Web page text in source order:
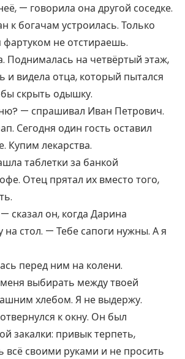
— говорила она другой соседке.
к богачам устроилась. Только
не отстираешь.
Поднималась на четвёртый этаж,
и видела отца, который пытался
скрыть одышку.
— спрашивал Иван Петрович.
Сегодня один гость оставил
Купим лекарства.
таблетки за банкой
Отец прятал их вместо того,
сказал он, когда Дарина
на стол. — Тебе сапоги нужны. А я
перед ним на колени.
выбирать между твоей
хлебом. Я не выдержу.
к окну. Он был
закалки: привык терпеть,
всё своими руками и не просить